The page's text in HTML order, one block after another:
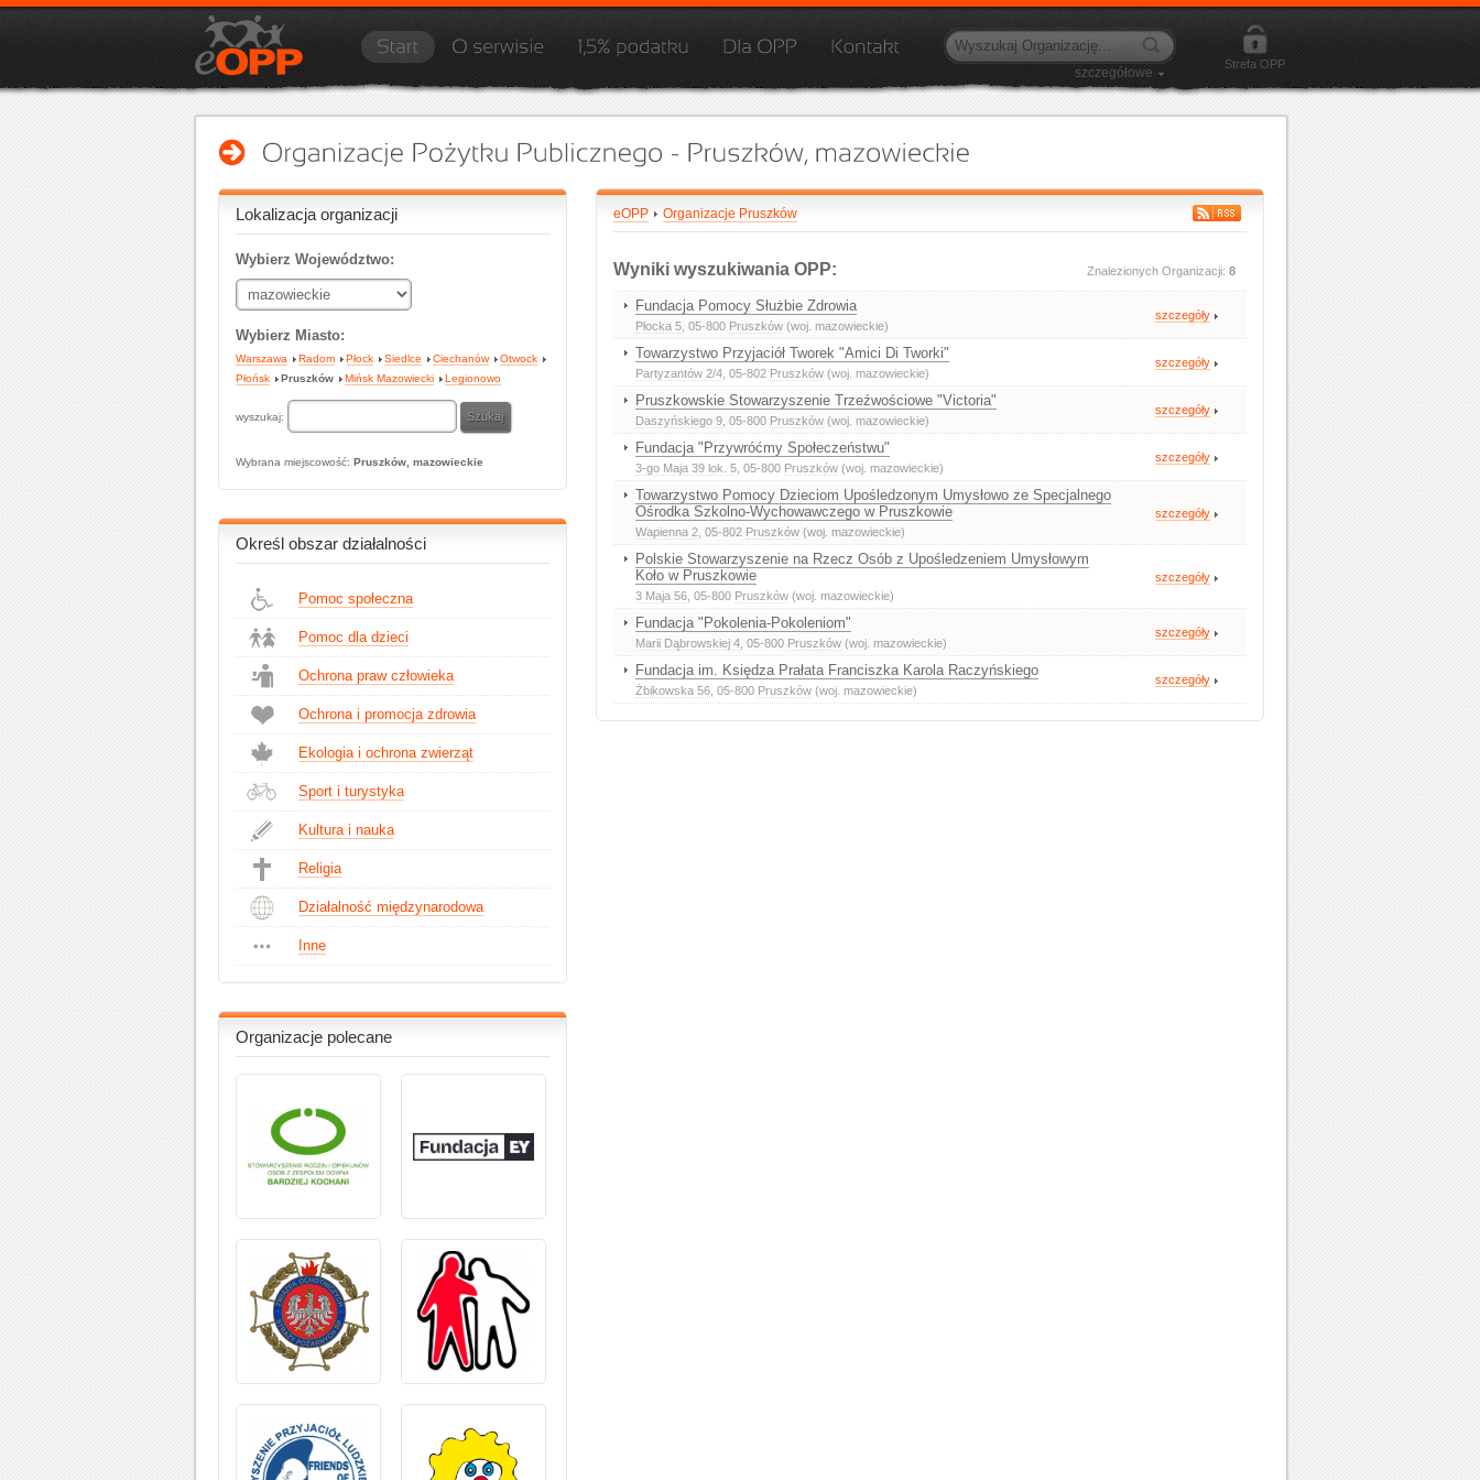
szczegółowe
Strefa OPP
Lokalizacja organizacji
Wybierz Województwo:
Wybierz Miasto:
Warszawa Radom Płock Siedlce Ciechanów
Otwock
Płońsk
Pruszków Mińsk Mazowiecki Legionowo
wyszukaj:
Wybrana miejscowość: Pruszków, mazowieckie
Określ obszar działalności
Pomoc społeczna
Pomoc dla dzieci
Ochrona praw człowieka
Ochrona i promocja zdrowia
Ekologia i ochrona zwierząt
Sport i turystyka
Kultura i nauka
Religia
Działalność międzynarodowa
Inne
Organizacje polecane
eOPP Organizacje Pruszków
Znalezionych Organizacji: 8
Wyniki wyszukiwania OPP:
Fundacja Pomocy Służbie Zdrowia
Płocka 5 , 05-800 Pruszków (woj. mazowieckie)
szczegóły
Towarzystwo Przyjaciół Tworek "Amici Di Tworki"
Partyzantów 2/4 , 05-802 Pruszków (woj. mazowieckie)
szczegóły
Pruszkowskie Stowarzyszenie Trzeźwościowe "Victoria"
Daszyńskiego 9 , 05-800 Pruszków (woj. mazowieckie)
szczegóły
Fundacja "Przywróćmy Społeczeństwu"
3-go Maja 39 lok. 5 , 05-800 Pruszków (woj. mazowieckie)
szczegóły
Towarzystwo Pomocy Dzieciom Upośledzonym Umysłowo ze Specjalnego
Ośrodka Szkolno-Wychowawczego w Pruszkowie
Wapienna 2 , 05-802 Pruszków (woj. mazowieckie)
szczegóły
Polskie Stowarzyszenie na Rzecz Osób z Upośledzeniem Umysłowym
Koło w Pruszkowie
3 Maja 56 , 05-800 Pruszków (woj. mazowieckie)
szczegóły
Fundacja "Pokolenia-Pokoleniom"
Marii Dąbrowskiej 4 , 05-800 Pruszków (woj. mazowieckie)
szczegóły
Fundacja im. Księdza Prałata Franciszka Karola Raczyńskiego
Żbikowska 56 , 05-800 Pruszków (woj. mazowieckie)
szczegóły